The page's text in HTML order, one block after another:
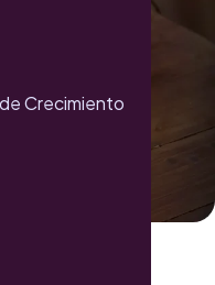
Crecimiento
entre los